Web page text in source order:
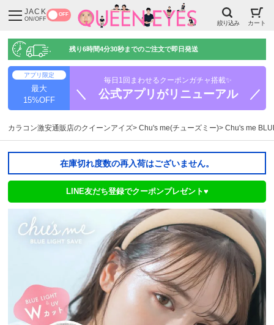
JACK
ON/OFF
OFF
絞り込み カート
残り6時間4分28秒までのご注文で即日発送
アプリ限定
最大
15%OFF
毎日1回まわせるクーポンガチャ搭載✨
＼ 公式アプリがリニューアル ／
カラコン激安通販店のクイーンアイズ Chu's me(チューズミー) Chu's me
在庫切れ度数の再入荷はございません。
LINE友だち登録でクーポンプレゼント♥